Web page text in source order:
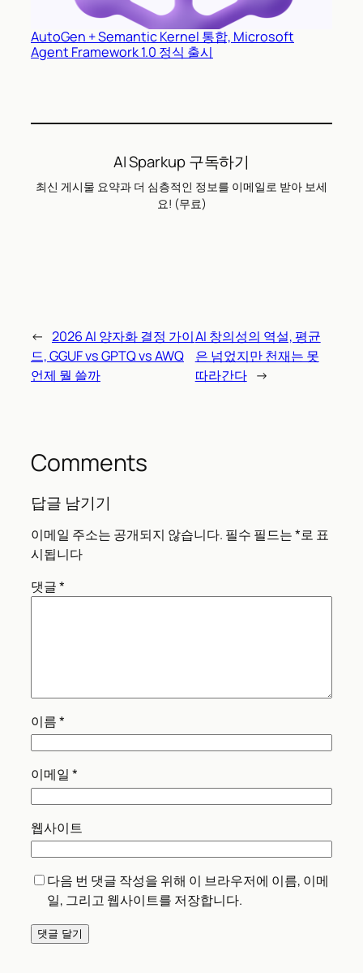
AutoGen + Semantic Kernel 통합, Microsoft
Agent Framework 1.0 정식 출시
AI Sparkup 구독하기
최신 게시물 요약과 더 심층적인 정보를 이메일로 받아 보세
요! (무료)
← 2026 AI 양자화 결정 가이
드, GGUF vs GPTQ vs AWQ
언제 뭘 쓸까
AI 창의성의 역설, 평균
은 넘었지만 천재는 못
따라간다 →
Comments
답글 남기기
이메일 주소는 공개되지 않습니다. 필수 필드는*로 표
시됩니다
댓글*
이름*
이메일 *
웹사이트
다음 번 댓글 작성을 위해 이 브라우저에 이름, 이메
일, 그리고 웹사이트를 저장합니다.